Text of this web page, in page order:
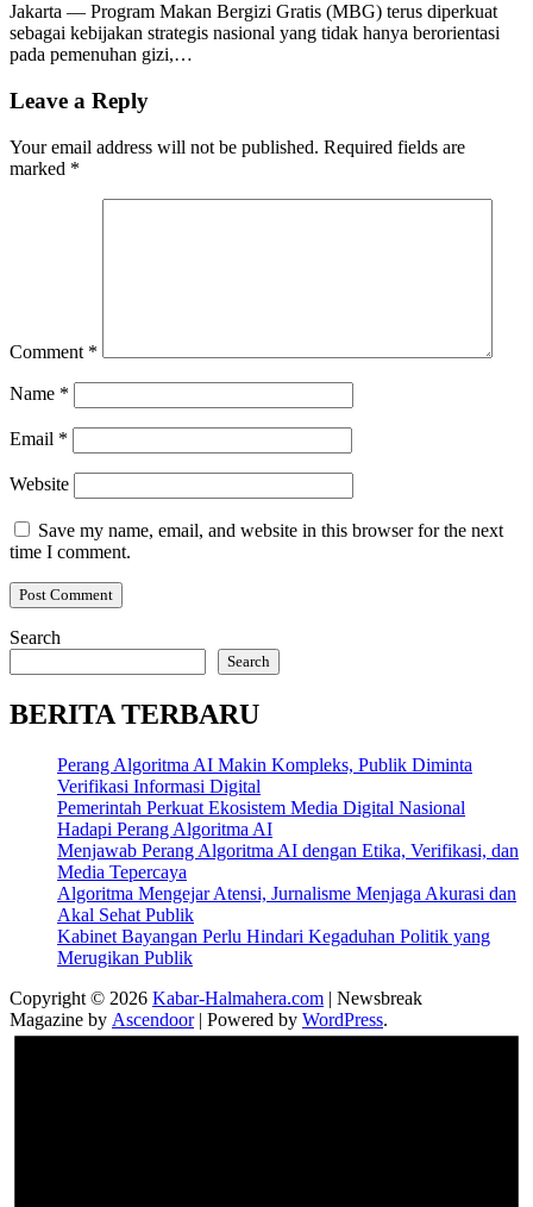
Jakarta — Program Makan Bergizi Gratis (MBG) terus diperkuat
sebagai kebijakan strategis nasional yang tidak hanya berorientasi
pada pemenuhan gizi,…
Leave a Reply
Your email address will not be published. Required fields are
marked *
Comment *
Name *
Email *
Website
Save my name, email, and website in this browser for the next
time I comment.
Search
Search
BERITA TERBARU
Perang Algoritma AI Makin Kompleks, Publik Diminta
Verifikasi Informasi Digital
Pemerintah Perkuat Ekosistem Media Digital Nasional
Hadapi Perang Algoritma AI
Menjawab Perang Algoritma AI dengan Etika, Verifikasi, dan
Media Tepercaya
Algoritma Mengejar Atensi, Jurnalisme Menjaga Akurasi dan
Akal Sehat Publik
Kabinet Bayangan Perlu Hindari Kegaduhan Politik yang
Merugikan Publik
Copyright © 2026 Kabar-Halmahera.com | Newsbreak
Magazine by Ascendoor| Powered by WordPress.